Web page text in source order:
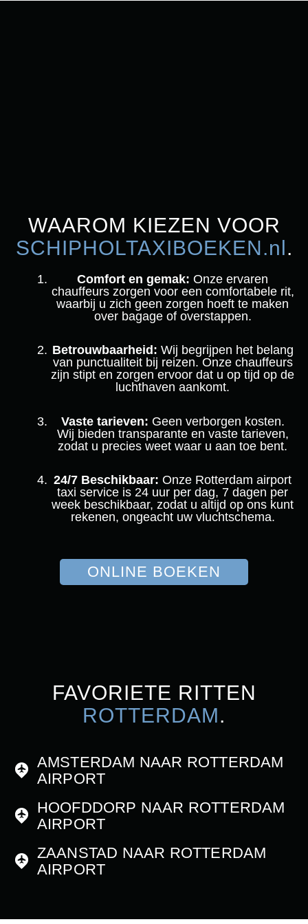
WAAROM KIEZEN VOOR
SCHIPHOLTAXIBOEKEN.nl.
Comfort en gemak: Onze ervaren
chauffeurs zorgen voor een comfortabele rit,
waarbij u zich geen zorgen hoeft te maken
over bagage of overstappen.
Betrouwbaarheid: Wij begrijpen het belang
van punctualiteit bij reizen. Onze chauffeurs
zijn stipt en zorgen ervoor dat u op tijd op de
luchthaven aankomt.
Vaste tarieven: Geen verborgen kosten.
Wij bieden transparante en vaste tarieven,
zodat u precies weet waar u aan toe bent.
24/7 Beschikbaar: Onze Rotterdam airport
taxi service is 24 uur per dag, 7 dagen per
week beschikbaar, zodat u altijd op ons kunt
rekenen, ongeacht uw vluchtschema.
ONLINE BOEKEN
FAVORIETE RITTEN
ROTTERDAM.
AMSTERDAM NAAR ROTTERDAM
AIRPORT
HOOFDDORP NAAR ROTTERDAM
AIRPORT
ZAANSTAD NAAR ROTTERDAM
AIRPORT